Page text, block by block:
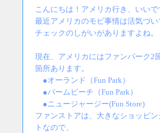
こんにちは！アメリカ行き、いいで
最近アメリカのモビ事情は活気づ
チェックのしがいがありますよね。
現在、アメリカにはファンパーク2
箇所あります。
●オーランド（Fun Park）
●パームビーチ（Fun Park）
●ニュージャージー(Fun Store)
ファンストアは、大きなショッピ
トなので、